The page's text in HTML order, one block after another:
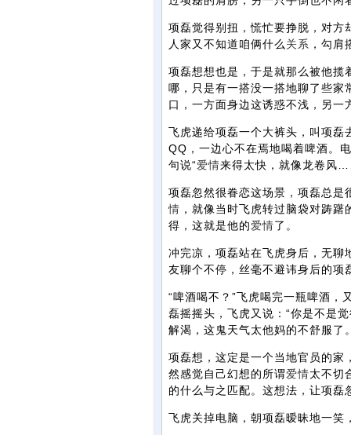
项磊觉得别扭，慌忙要挣脱，对方
人家又不知道咱俩什么 关系 ，勾
项磊想想也是，于是就那么被他揽
哪，只是有一搭没一搭地聊了些家
口，一方面身边这诱惑不浅，另
飞虎递给项磊一个大裤头，叫项磊
QQ，一边心不在焉地喝着啤酒。
句说“爱情来得太快，就像龙卷风
项磊忽然很眷恋这场景，项磊总是
情 ，就像当时飞虎转过脑袋对踌
得，这就是他的爱情了。
冲完凉，项磊站在飞虎身后，无
友聊个不停，丝毫不避讳身后的项
“啤酒喝不？”飞虎喝完一瓶啤酒，
磊摇摇头，飞虎又说：“你是不是
解渴，这鬼天气太他妈的不舒服了
项磊想，这定是一个当地官员的家
然感觉自己幻想的所谓爱情太不切
的什么与之匹配。这想法，让项磊
飞虎关掉电脑，朝项磊暧昧地一笑